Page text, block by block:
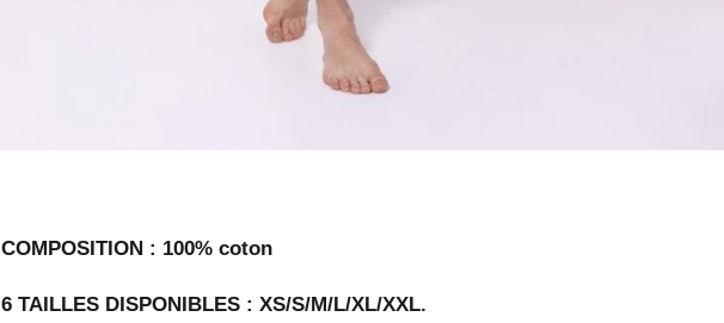
COMPOSITION : 100% coton
6 TAILLES DISPONIBLES : XS/S/M/L/XL/XXL.